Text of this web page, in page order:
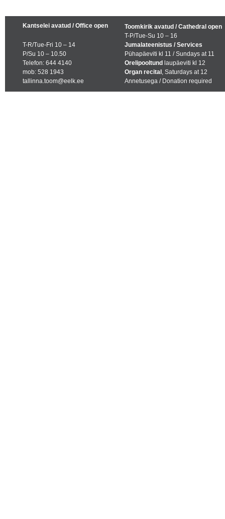
Kantselei avatud / Office open
T-R/Tue-Fri 10 – 14
P/Su 10 – 10.50
Telefon: 644 4140
mob: 528 1943
tallinna.toom@eelk.ee
Toomkirik avatud / Cathedral open
T-P/Tue-Su 10 – 16
Jumalateenistus / Services
Pühapäeviti kl 11 / Sundays at 11
Orelipooltund laupäeviti kl 12
Organ recital , Saturdays at 12
Annetusega / Donation required